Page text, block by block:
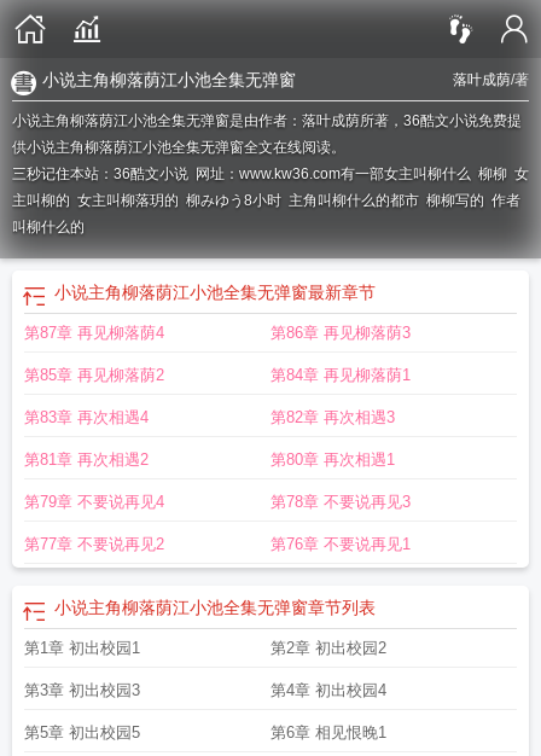
落叶成荫/著
小说主角柳落荫江小池全集无弹窗
小说主角柳落荫江小池全集无弹窗是由作者：落叶成荫所著，36酷文小说免费提
供小说主角柳落荫江小池全集无弹窗全文在线阅读。
三秒记住本站：36酷文小说 网址：www.kw36.com有一部女主叫柳什么 柳柳 女
主叫柳的 女主叫柳落玥的 柳みゆう8小时 主角叫柳什么的都市 柳柳写的 作者
叫柳什么的
小说主角柳落荫江小池全集无弹窗最新章节
第87章 再见柳落荫4 第86章 再见柳落荫3
第85章 再见柳落荫2 第84章 再见柳落荫1
第83章 再次相遇4 第82章 再次相遇3
第81章 再次相遇2 第80章 再次相遇1
第79章 不要说再见4 第78章 不要说再见3
第77章 不要说再见2 第76章 不要说再见1
小说主角柳落荫江小池全集无弹窗章节列表
第1章 初出校园1 第2章 初出校园2
第3章 初出校园3 第4章 初出校园4
第5章 初出校园5 第6章 相见恨晚1